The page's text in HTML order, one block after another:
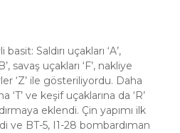
Saldırı uçakları ‘A’,
savaş uçakları ‘F’, nakliye
‘Z’ ile gösteriliyordu. Daha
‘T’ ve keşif uçaklarına da ‘R’
eklendi. Çin yapımı ilk
ve BT-5, I1-28 bombardıman